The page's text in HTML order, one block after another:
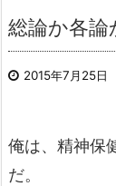
総論か各論
2015年7月25日
俺は、精神保
だ。